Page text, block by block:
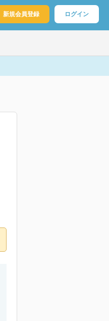
新規会員登録 ログイン